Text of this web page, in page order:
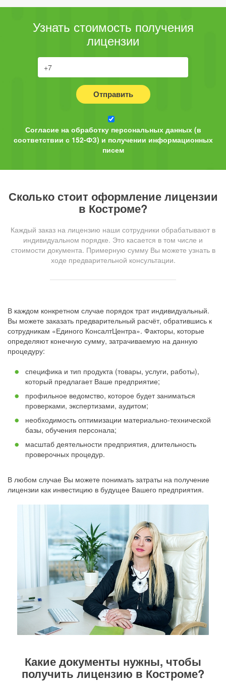
Узнать стоимость получения
лицензии
Отправить
Согласие на обработку персональных данных (в
соответствии с 152-ФЗ) и получении информационных
писем
Сколько стоит оформление лицензии
в Костроме?
Каждый заказ на лицензию наши сотрудники обрабатывают в
индивидуальном порядке. Это касается в том числе и
стоимости документа. Примерную сумму Вы можете узнать в
ходе предварительной консультации.
В каждом конкретном случае порядок трат индивидуальный.
Вы можете заказать предварительный расчёт, обратившись к
сотрудникам «Единого КонсалтЦентра». Факторы, которые
определяют конечную сумму, затрачиваемую на данную
процедуру:
специфика и тип продукта (товары, услуги, работы),
который предлагает Ваше предприятие;
профильное ведомство, которое будет заниматься
проверками, экспертизами, аудитом;
необходимость оптимизации материально-технической
базы, обучения персонала;
масштаб деятельности предприятия, длительность
проверочных процедур.
В любом случае Вы можете понимать затраты на получение
лицензии как инвестицию в будущее Вашего предприятия.
Какие документы нужны, чтобы
получить лицензию в Костроме?